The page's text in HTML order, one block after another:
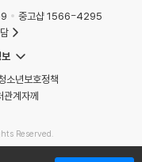
중고샵 1566-4295
소년보호정책
관계자께
Reserved.